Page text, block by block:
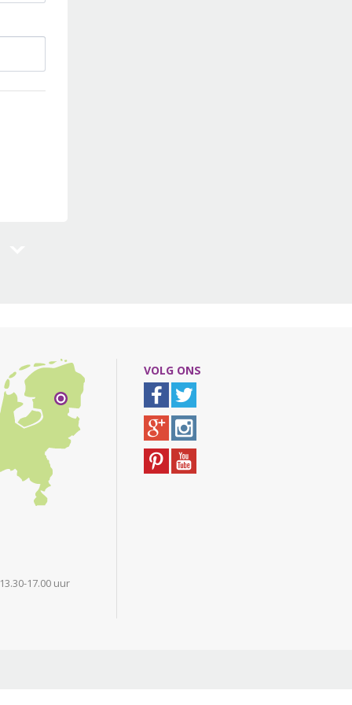
17.00 uur
VOLG ONS